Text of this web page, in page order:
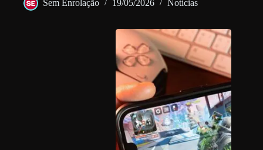
Sem Enrolação 19/05/2026 Notícias